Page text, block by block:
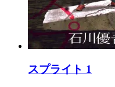
スプライト 1